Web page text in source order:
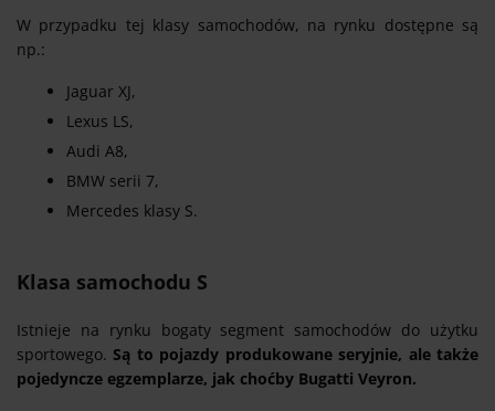
W przypadku tej klasy samochodów, na rynku dostępne są
np.:
Jaguar XJ,
Lexus LS,
Audi A8,
BMW serii 7,
Mercedes klasy S.
Klasa samochodu S
Istnieje na rynku bogaty segment samochodów do użytku
sportowego. Są to pojazdy produkowane seryjnie, ale także
pojedyncze egzemplarze, jak choćby Bugatti Veyron.